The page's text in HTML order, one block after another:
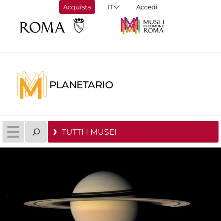
Acquista Accedi
PLANETARIO
TUTTI I MUSEI